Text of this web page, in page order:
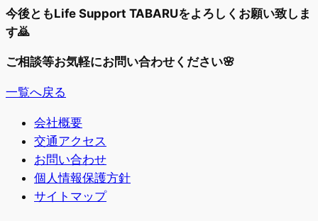
今後ともLife Support TABARUをよろしくお願い致しま
す🙇
ご相談等お気軽にお問い合わせください🌸
一覧へ戻る
会社概要
交通アクセス
お問い合わせ
個人情報保護方針
サイトマップ